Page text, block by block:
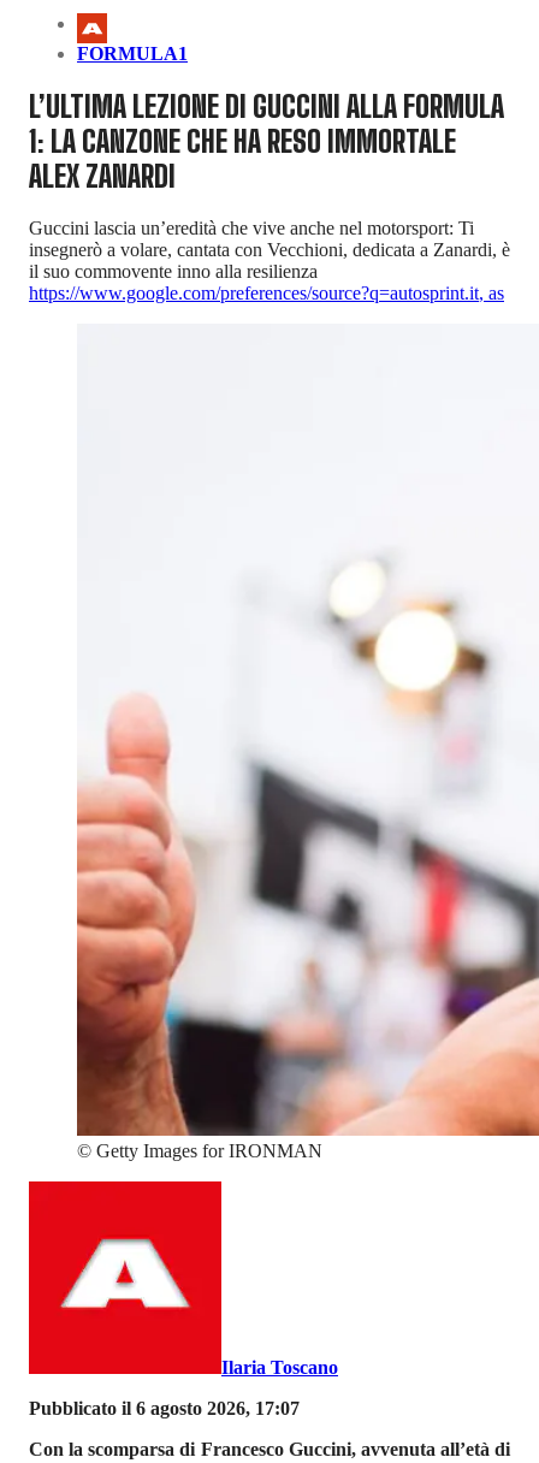
FORMULA1
L’ULTIMA LEZIONE DI GUCCINI ALLA FORMULA
1: LA CANZONE CHE HA RESO IMMORTALE
ALEX ZANARDI
Guccini lascia un’eredità che vive anche nel motorsport: Ti
insegnerò a volare, cantata con Vecchioni, dedicata a Zanardi, è
il suo commovente inno alla resilienza
https://www.google.com/preferences/source?q=autosprint.it, as
© Getty Images for IRONMAN
Ilaria Toscano
Pubblicato il 6 agosto 2026, 17:07
Con la scomparsa di Francesco Guccini, avvenuta all’età di